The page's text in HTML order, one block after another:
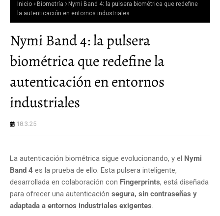
Inicio Biometría
Nymi Band 4: la pulsera biométrica que redefine
la autenticación en entornos industriales
Nymi Band 4: la pulsera
biométrica que redefine la
autenticación en entornos
industriales
18.3.25
La autenticación biométrica sigue evolucionando, y el Nymi
Band 4 es la prueba de ello. Esta pulsera inteligente,
desarrollada en colaboración con Fingerprints, está diseñada
para ofrecer una autenticación segura, sin contraseñas y
adaptada a entornos industriales exigentes.